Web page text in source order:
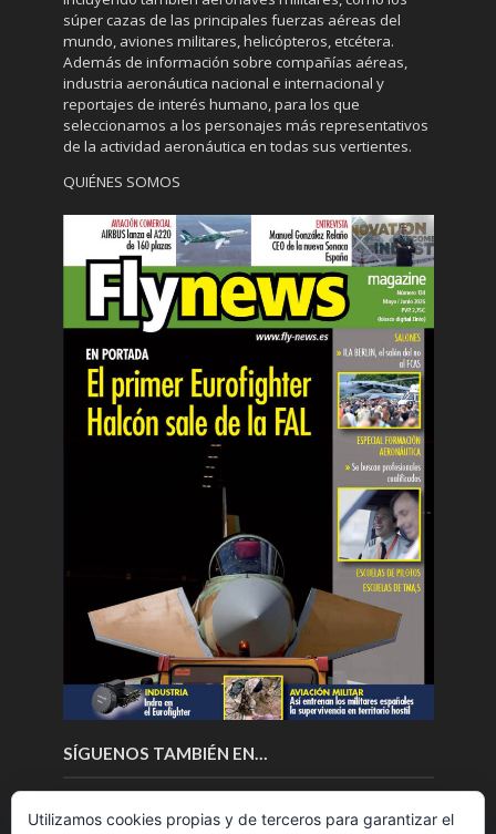
súper cazas de las principales fuerzas aéreas del
mundo, aviones militares, helicópteros, etcétera.
Además de información sobre compañías aéreas,
industria aeronáutica nacional e internacional y
reportajes de interés humano, para los que
seleccionamos a los personajes más representativos
de la actividad aeronáutica en todas sus vertientes.
QUIÉNES SOMOS
SÍGUENOS TAMBIÉN EN…
Utilizamos cookies propias y de terceros para garantizar el